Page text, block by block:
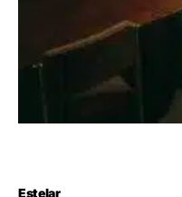
Estelar